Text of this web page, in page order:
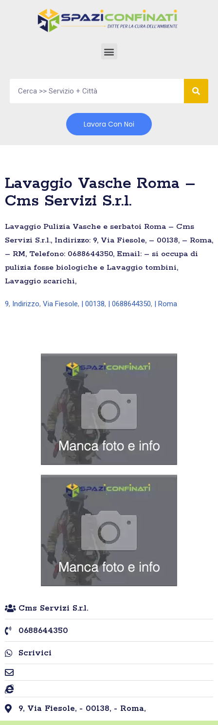
Lavora Con Noi
Lavaggio Vasche Roma –
Cms Servizi S.r.l.
Lavaggio Pulizia Vasche e serbatoi Roma – Cms
Servizi S.r.l., Indirizzo: 9, Via Fiesole, – 00138, – Roma,
– RM, Telefono: 0688644350, Email: – si occupa di
pulizia fosse biologiche e Lavaggio tombini,
Lavaggio scarichi,
9, Indirizzo, Via Fiesole, | 00138, | 0688644350, | Roma
Cms Servizi S.r.l.
0688644350
Scrivici
9, Via Fiesole, - 00138, - Roma,